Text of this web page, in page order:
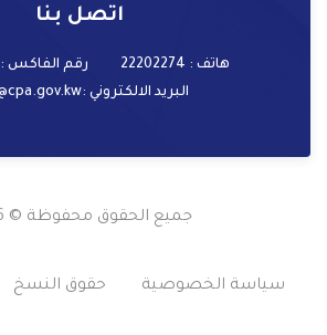
اتصل بنا
هاتف : 22202274
رقم الفاكس : 22202261
البريد الالكتروني :info@cpa.gov.kw
جميع الحقوق محفوظة © 2026
سياسة الخصوصية حقوق النسخ